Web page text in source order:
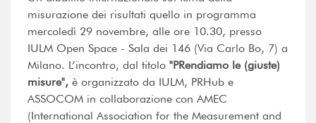
misurazione dei risultati quello in programma
mercoledì 29 novembre, alle ore 10.30, presso
IULM Open Space - Sala dei 146 (Via Carlo Bo, 7) a
Milano. L’incontro, dal titolo "PRendiamo le (giuste)
misure", è organizzato da IULM, PRHub e
ASSOCOM in collaborazione con AMEC
(International Association for the Measurement and